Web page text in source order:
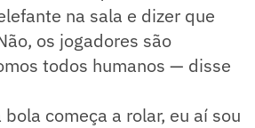
na sala e dizer que
os jogadores são
todos humanos — disse
começa a rolar, eu aí sou